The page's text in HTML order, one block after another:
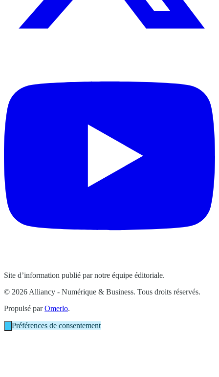
Site d’information publié par notre équipe éditoriale.
© 2026 Alliancy - Numérique & Business. Tous droits réservés.
Propulsé parOmerlo.
Préférences de consentement